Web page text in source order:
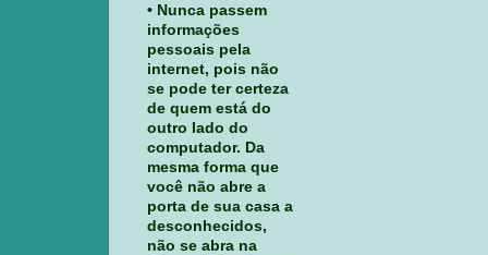
• Nunca passem
informações
pessoais pela
internet, pois não
se pode ter certeza
de quem está do
outro lado do
computador. Da
mesma forma que
você não abre a
porta de sua casa a
desconhecidos,
não se abra na